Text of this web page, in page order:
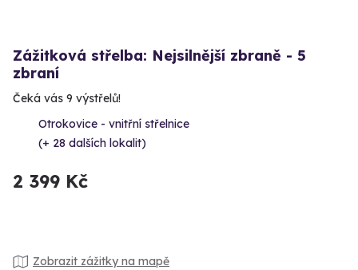
Zážitková střelba: Nejsilnější zbraně - 5
zbraní
Čeká vás 9 výstřelů!
Otrokovice - vnitřní střelnice
(+ 28 dalších lokalit)
2 399 Kč
Zobrazit zážitky na mapě